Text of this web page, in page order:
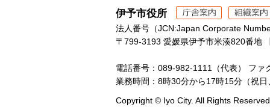
伊予市役所
法人番号（JCN:Japan Corporate
〒799-3193 愛媛県伊予市米湊820番地
電話番号：089-982-1111（代表）
ファ
業務時間：8時30分から17時15分（祝
Copyright © Iyo City. All Rights